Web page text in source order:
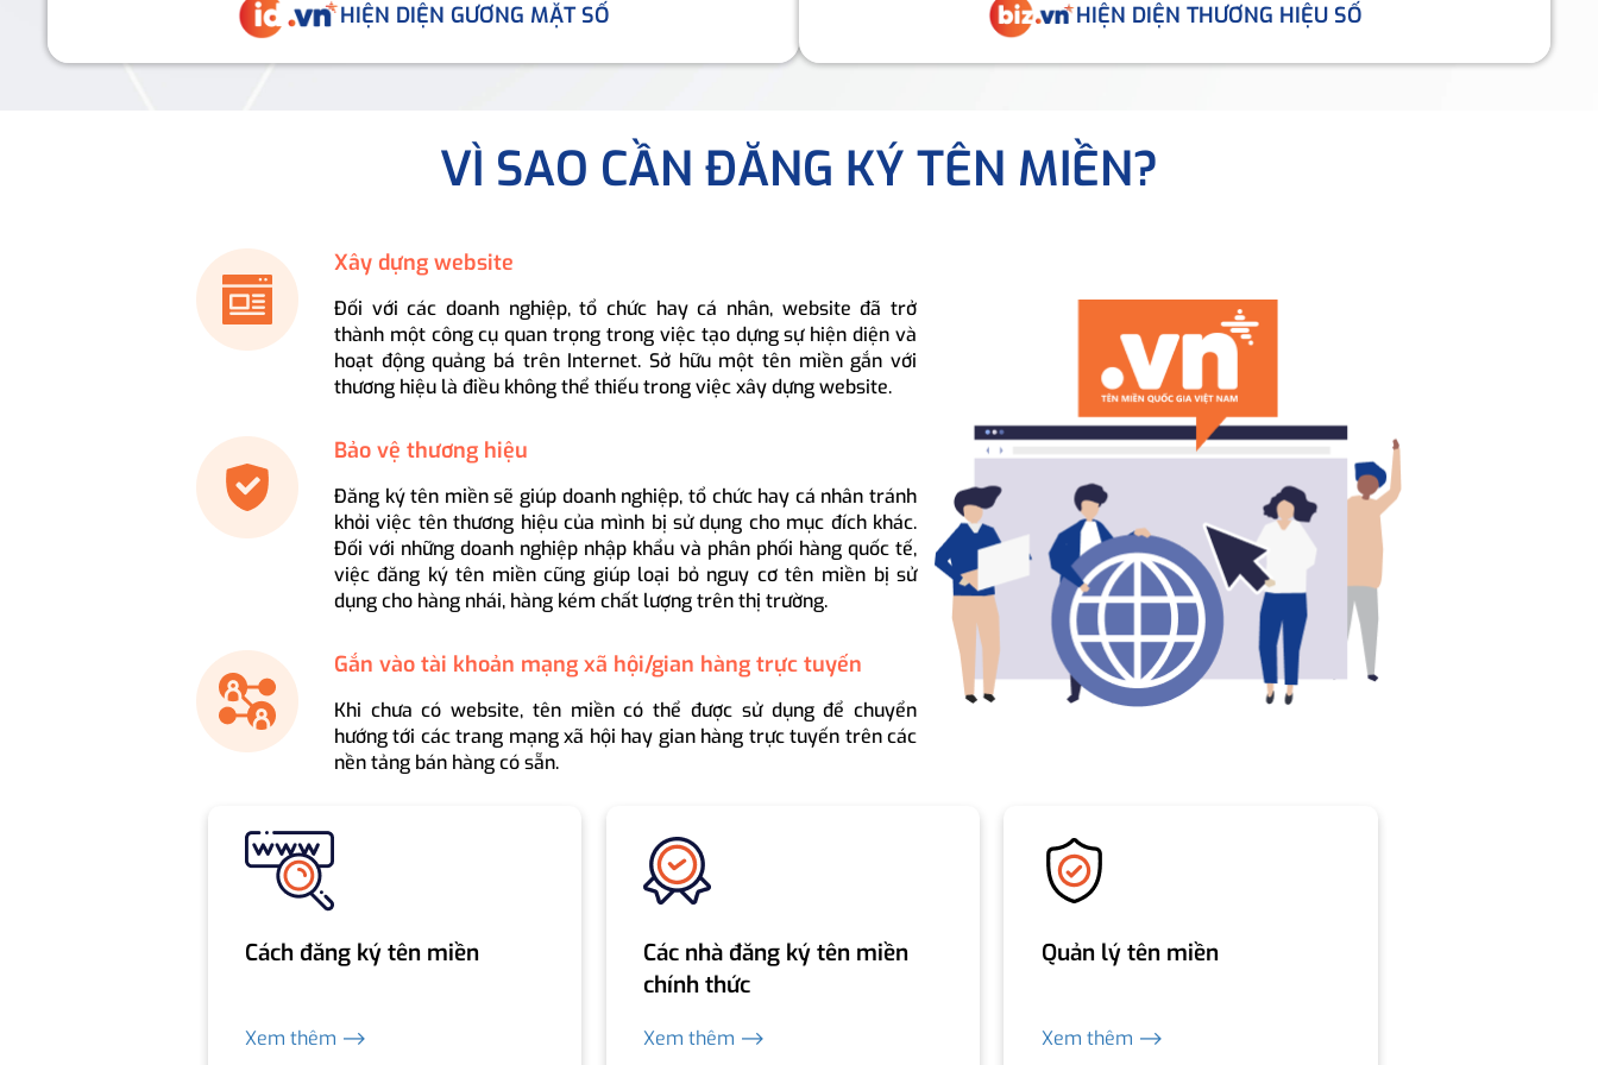
HIỆN DIỆN GƯƠNG MẶT SỐ HIỆN DIỆN THƯƠNG HIỆU SỐ
VÌ SAO CẦN ĐĂNG KÝ TÊN MIỀN?
Xây dựng website
Đối với các doanh nghiệp, tổ chức hay cá nhân, website đã trở
thành một công cụ quan trọng trong việc tạo dựng sự hiện diện và
hoạt động quảng bá trên Internet. Sở hữu một tên miền gắn với
thương hiệu là điều không thể thiếu trong việc xây dựng website.
Bảo vệ thương hiệu
Đăng ký tên miền sẽ giúp doanh nghiệp, tổ chức hay cá nhân tránh
khỏi việc tên thương hiệu của mình bị sử dụng cho mục đích khác.
Đối với những doanh nghiệp nhập khẩu và phân phối hàng quốc tế,
việc đăng ký tên miền cũng giúp loại bỏ nguy cơ tên miền bị sử
dụng cho hàng nhái, hàng kém chất lượng trên thị trường.
Gắn vào tài khoản mạng xã hội/gian hàng trực tuyến
Khi chưa có website, tên miền có thể được sử dụng để chuyển
hướng tới các trang mạng xã hội hay gian hàng trực tuyến trên các
nền tảng bán hàng có sẵn.
Cách đăng ký tên miền
Xem thêm ⟶
Các nhà đăng ký tên miền
chính thức
Xem thêm ⟶
Quản lý tên miền
Xem thêm ⟶